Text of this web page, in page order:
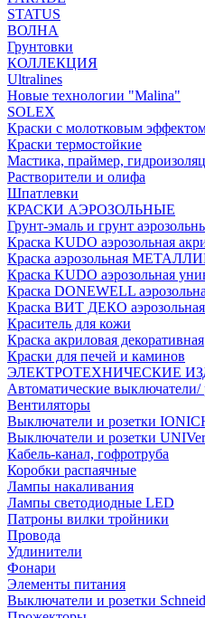
STATUS
ВОЛНА
Грунтовки
КОЛЛЕКЦИЯ
Ultralines
Новые технологии "Malina"
SOLEX
Краски с молотковым
Краски термостойкие
Мастика, праймер,
Растворители и олифа
Шпатлевки
КРАСКИ АЭРОЗОЛЬНЫЕ
Грунт-эмаль и грунт
Краска KUDO аэрозольная
Краска аэрозольная
Краска KUDO аэрозольная
Краска DONEWELL
Краска ВИТ ДЕКО аэрозольная
Краситель для кожи
Краска акриловая декоративная
Краски для печей и каминов
ЭЛЕКТРОТЕХНИЧЕСКИЕ
Автоматические выключатели/
Вентиляторы
Выключатели и розетки
Выключатели и розетки
Кабель-канал, гофротруба
Коробки распаячные
Лампы накаливания
Лампы светодиодные LED
Патроны вилки тройники
Провода
Удлинители
Фонари
Элементы питания
Выключатели и розетки